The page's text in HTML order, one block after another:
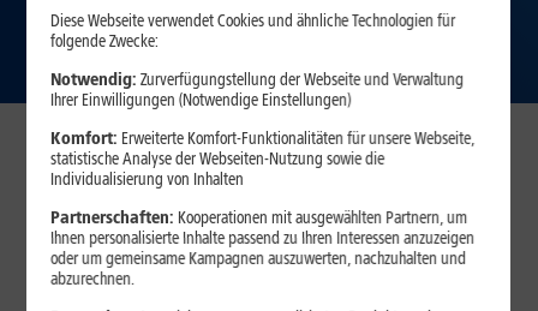
Glasfaser in Karlsruhe – jetzt
Verfügbarkeit prüfen
Diese Webseite verwendet Cookies und ähnliche Technologien für
folgende Zwecke:
Notwendig: Zurverfügungstellung der Webseite und Verwaltung
Ihrer Einwilligungen (Notwendige Einstellungen)
Komfort: Erweiterte Komfort-Funktionalitäten für unsere Webseite,
statistische Analyse der Webseiten-Nutzung sowie die
Individualisierung von Inhalten
Partnerschaften: Kooperationen mit ausgewählten Partnern, um
Ihnen personalisierte Inhalte passend zu Ihren Interessen anzuzeigen
oder um gemeinsame Kampagnen auszuwerten, nachzuhalten und
abzurechnen.